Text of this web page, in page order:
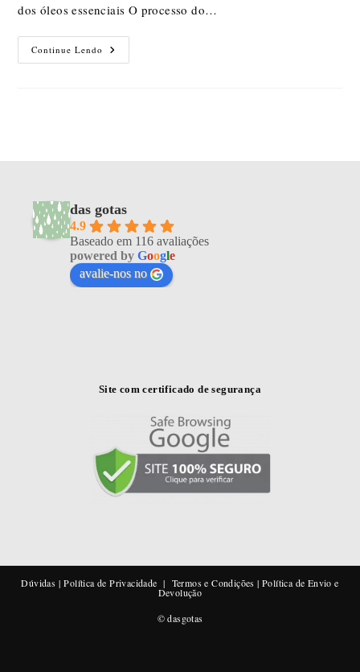
dos óleos essenciais O processo do…
Continue Lendo Óleos
Essenciais
das gotas
4.9
Baseado em 116 avaliações
powered byGoogle
avalie-nos no
Site com certificado de segurança
Dúvidas |Política de Privacidade | Termos e Condições | Política de Envio e
Devolução
© dasgotas